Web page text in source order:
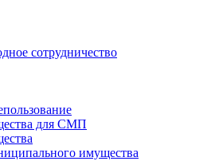
сотрудничество
для СМП
имущества